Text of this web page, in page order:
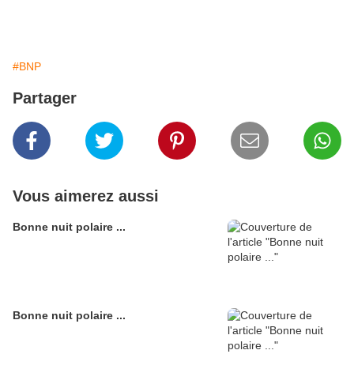
#BNP
Partager
Vous aimerez aussi
Bonne nuit polaire ...
Bonne nuit polaire ...